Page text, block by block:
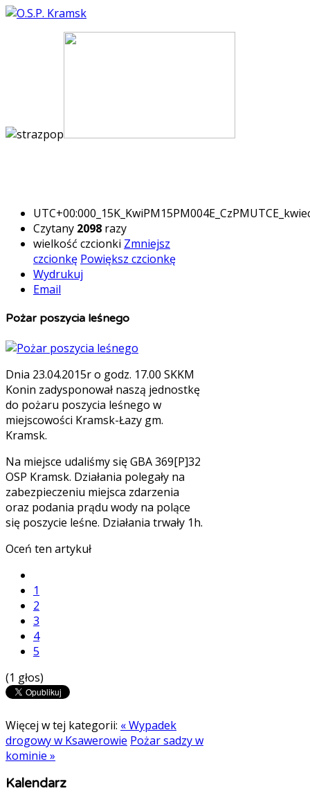
Czytany 2098 razy
wielkość czcionki Zmniejsz
czcionkę Powiększ czcionkę
Wydrukuj
Email
Pożar poszycia leśnego
Dnia 23.04.2015r o godz. 17.00 SKKM
Konin zadysponował naszą jednostkę
do pożaru poszycia leśnego w
miejscowości Kramsk-Łazy gm.
Kramsk.
Na miejsce udaliśmy się GBA 369[P]32
OSP Kramsk. Działania polegały na
zabezpieczeniu miejsca zdarzenia
oraz podania prądu wody na polące
się poszycie leśne. Działania trwały 1h.
Oceń ten artykuł
1
2
3
4
5
(1 głos)
Więcej w tej kategorii: « Wypadek
drogowy w Ksawerowie Pożar sadzy w
kominie »
Kalendarz